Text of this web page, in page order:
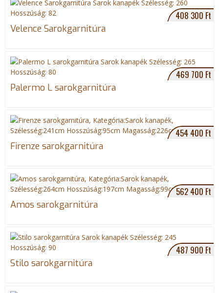
h
e
408 300 Ft
Velence Sarokgarnitúra
469 700 Ft
Palermo L sarokgarnitúra
454 400 Ft
Firenze sarokgarnitúra
562 400 Ft
Amos sarokgarnitúra
487 900 Ft
Stilo sarokgarnitúra